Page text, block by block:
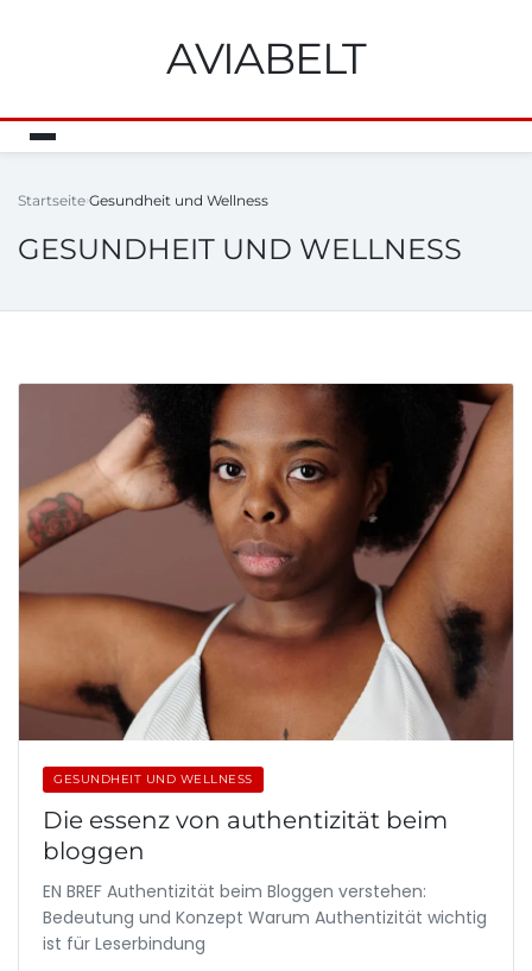
AVIABELT
Startseite Gesundheit und Wellness
GESUNDHEIT UND WELLNESS
GESUNDHEIT UND WELLNESS
Die essenz von authentizität beim
bloggen
EN BREF Authentizität beim Bloggen verstehen:
Bedeutung und Konzept Warum Authentizität wichtig
ist für Leserbindung